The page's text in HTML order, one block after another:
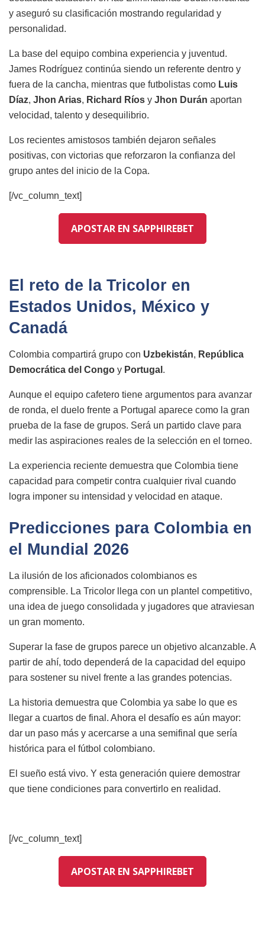
y aseguró su clasificación mostrando regularidad y
personalidad.
La base del equipo combina experiencia y juventud.
James Rodríguez continúa siendo un referente dentro y
fuera de la cancha, mientras que futbolistas como Luis
Díaz, Jhon Arias, Richard Ríos y Jhon Durán aportan
velocidad, talento y desequilibrio.
Los recientes amistosos también dejaron señales
positivas, con victorias que reforzaron la confianza del
grupo antes del inicio de la Copa.
[/vc_column_text]
APOSTAR EN SAPPHIREBET
El reto de la Tricolor en
Estados Unidos, México y
Canadá
Colombia compartirá grupo con Uzbekistán, República
Democrática del Congo y Portugal .
Aunque el equipo cafetero tiene argumentos para avanzar
de ronda, el duelo frente a Portugal aparece como la gran
prueba de la fase de grupos. Será un partido clave para
medir las aspiraciones reales de la selección en el torneo.
La experiencia reciente demuestra que Colombia tiene
capacidad para competir contra cualquier rival cuando
logra imponer su intensidad y velocidad en ataque.
Predicciones para Colombia en
el Mundial 2026
La ilusión de los aficionados colombianos es
comprensible. La Tricolor llega con un plantel competitivo,
una idea de juego consolidada y jugadores que atraviesan
un gran momento.
Superar la fase de grupos parece un objetivo alcanzable. A
partir de ahí, todo dependerá de la capacidad del equipo
para sostener su nivel frente a las grandes potencias.
La historia demuestra que Colombia ya sabe lo que es
llegar a cuartos de final. Ahora el desafío es aún mayor:
dar un paso más y acercarse a una semifinal que sería
histórica para el fútbol colombiano.
El sueño está vivo. Y esta generación quiere demostrar
que tiene condiciones para convertirlo en realidad.
[/vc_column_text]
APOSTAR EN SAPPHIREBET